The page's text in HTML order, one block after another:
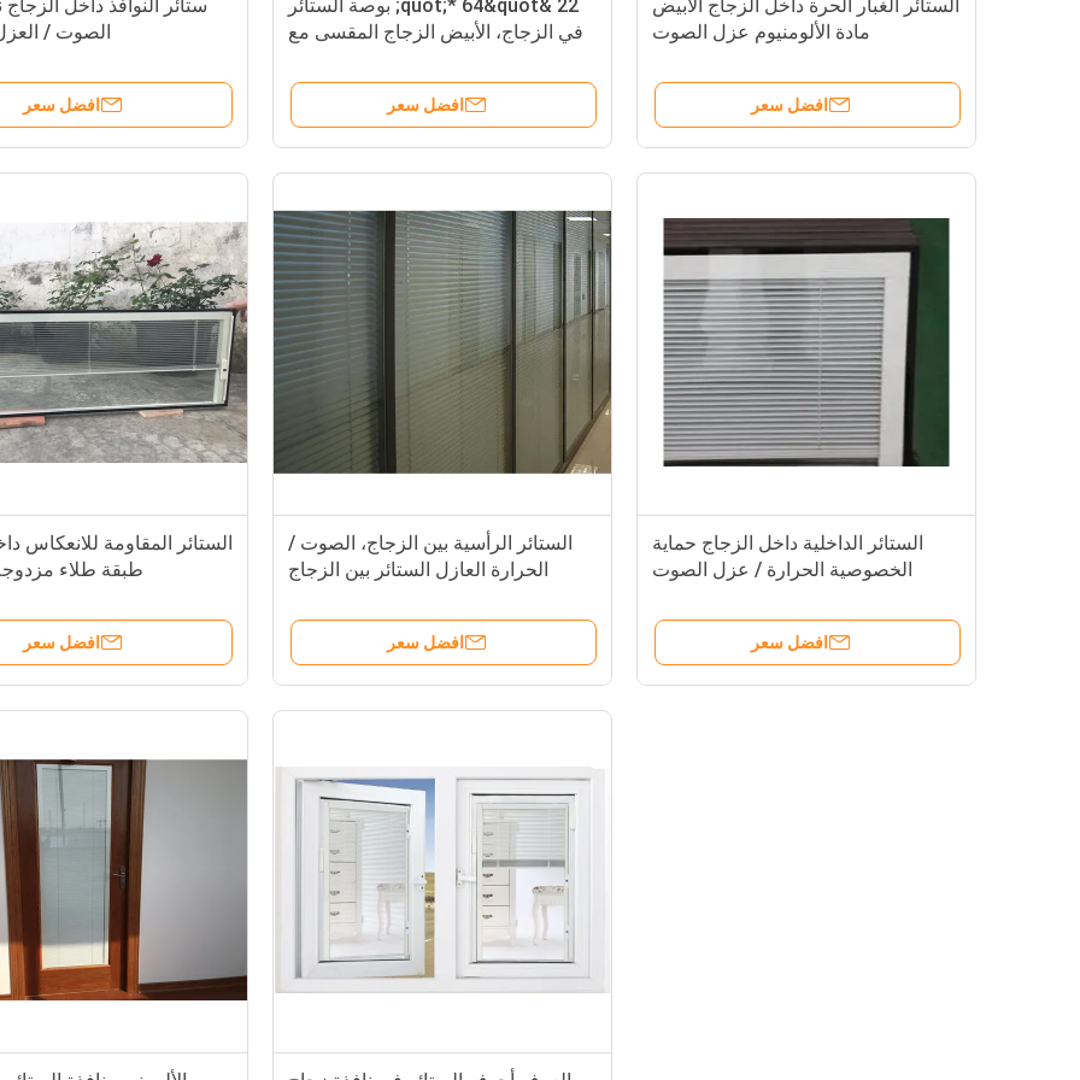
ستائر النوافذ داخل
الصوت /
افضل سعر
22 &quot;* 64&quot; بوصة الستائر
في الزجاج، الأبيض الزجاج المقسى مع
افضل سعر
الستائر الغبار الحرة داخل الزجاج الأبيض
مادة الألومنيوم عزل الصوت
افضل سعر
الستائر المقاومة للانعكاس
طبقة طلاء
افضل سعر
الستائر الرأسية بين الزجاج، الصوت /
الحرارة العازل الستائر بين الزجاج
افضل سعر
الستائر الداخلية داخل الزجاج حماية
الخصوصية الحرارة / عزل الصوت
افضل سعر